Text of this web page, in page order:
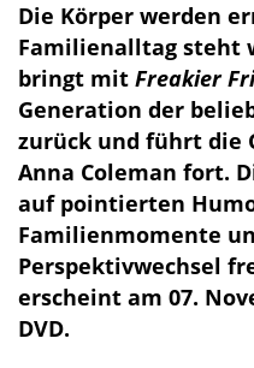
Die Körper werden
Familienalltag steht
bringt mit Freakier
Generation der
zurück und führt die
Anna Coleman fort.
auf pointierten
Familienmomente
Perspektivwechsel
erscheint am 07.
DVD.